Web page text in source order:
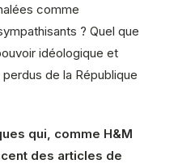
comme
? Quel que
idéologique et
de la République
qui, comme H&M
des articles de